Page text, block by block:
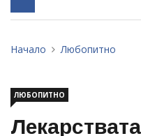
Начало Любопитно
ЛЮБОПИТНО